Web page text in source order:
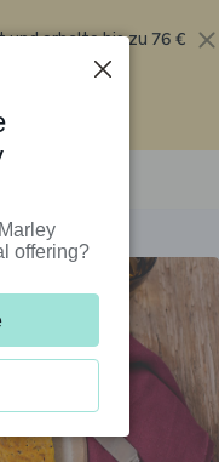
erhalte bis zu 76 €
Boxen
offering?